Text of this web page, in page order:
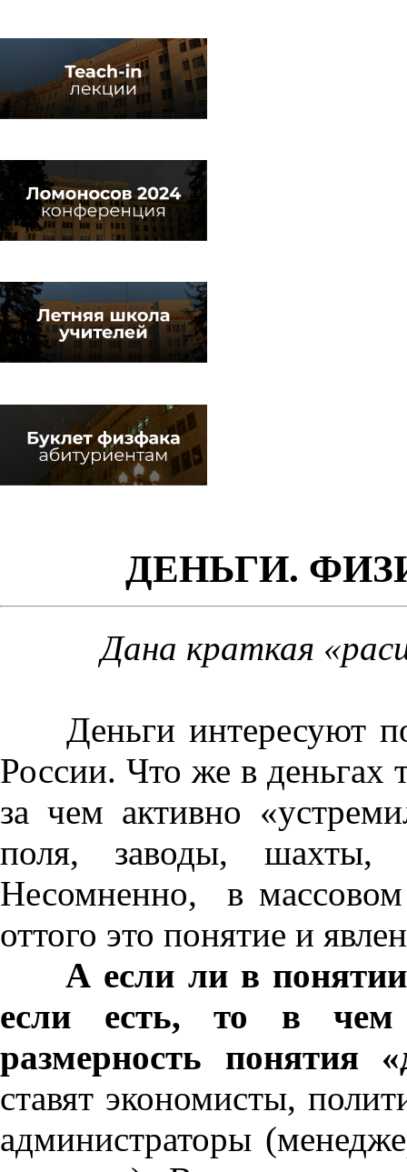
ДЕНЬГИ.
Дана краткая
Деньги интересуют
России. Что же в деньгах
за чем активно
поля, заводы, шахты,
Несомненно, в массовом
оттого это понятие и
А если ли в
если есть, то в чем
размерность понятия
ставят экономисты,
администраторы